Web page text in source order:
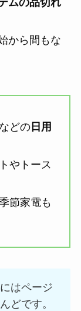
ムの品切れ
から間もな
どの日用
やトース
節家電も
はページ
どです。